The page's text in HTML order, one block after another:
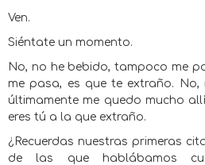
Ven.
Siéntate un momento.
No, no he bebido, tampoco me
me pasa, es que te extraño.
últimamente me quedo mucho
eres tú a la que extraño.
¿Recuerdas nuestras primeras
de las que hablábamos